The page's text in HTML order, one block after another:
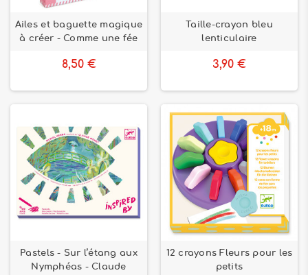
Ailes et baguette magique
à créer - Comme une fée
8,50 €
Taille-crayon bleu
lenticulaire
3,90 €
Pastels - Sur l’étang aux
Nymphéas - Claude
12 crayons Fleurs pour les
petits